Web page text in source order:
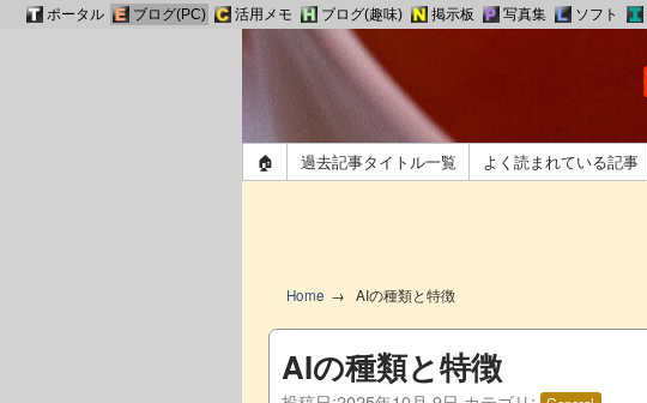
🏠 過去記事タイトル一覧 よく読まれている記事
Home AIの種類と特徴
AIの種類と特徴
ポータル ブログ(PC) 活用メモ ブログ(趣味) 掲示板 写真集 ソフト